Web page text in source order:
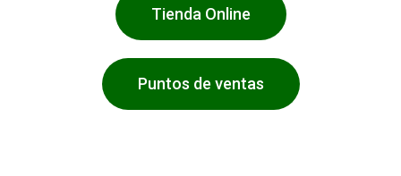
Tienda Online
Puntos de ventas